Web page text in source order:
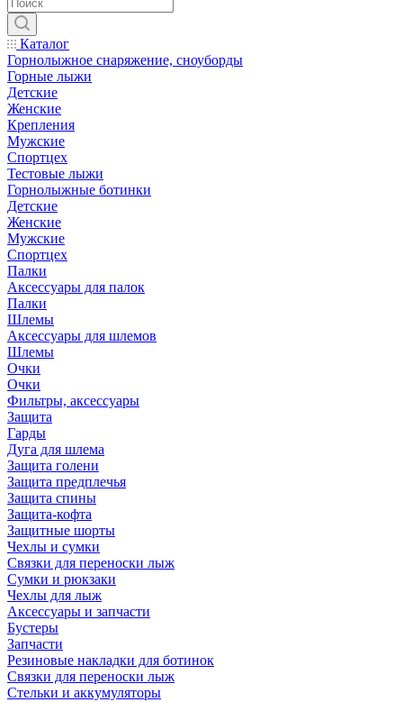
Каталог
Горнолыжное снаряжение, сноуборды
Горные лыжи
Детские
Женские
Крепления
Мужские
Спортцех
Тестовые лыжи
Горнолыжные ботинки
Детские
Женские
Мужские
Спортцех
Палки
Аксессуары для палок
Палки
Шлемы
Аксессуары для шлемов
Шлемы
Очки
Очки
Фильтры, аксессуары
Защита
Гарды
Дуга для шлема
Защита голени
Защита предплечья
Защита спины
Защита-кофта
Защитные шорты
Чехлы и сумки
Связки для переноски лыж
Сумки и рюкзаки
Чехлы для лыж
Аксессуары и запчасти
Бустеры
Запчасти
Резиновые накладки для ботинок
Связки для переноски лыж
Стельки и аккумуляторы